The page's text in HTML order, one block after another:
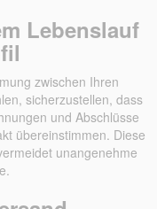
Lebenslauf
zwischen Ihren
sicherzustellen, dass
und Abschlüsse
übereinstimmen. Diese
unangenehme